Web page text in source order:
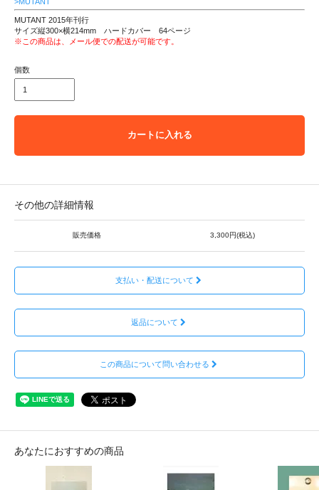
MUTANT 2015年刊行
サイズ縦300×横214mm ハードカバー 64ページ
※この商品は、メール便での配送が可能です。
個数
カートに入れる
その他の詳細情報
販売価格 3,300円(税込)
支払い・配送について
返品について
この商品について問い合わせる
あなたにおすすめの商品